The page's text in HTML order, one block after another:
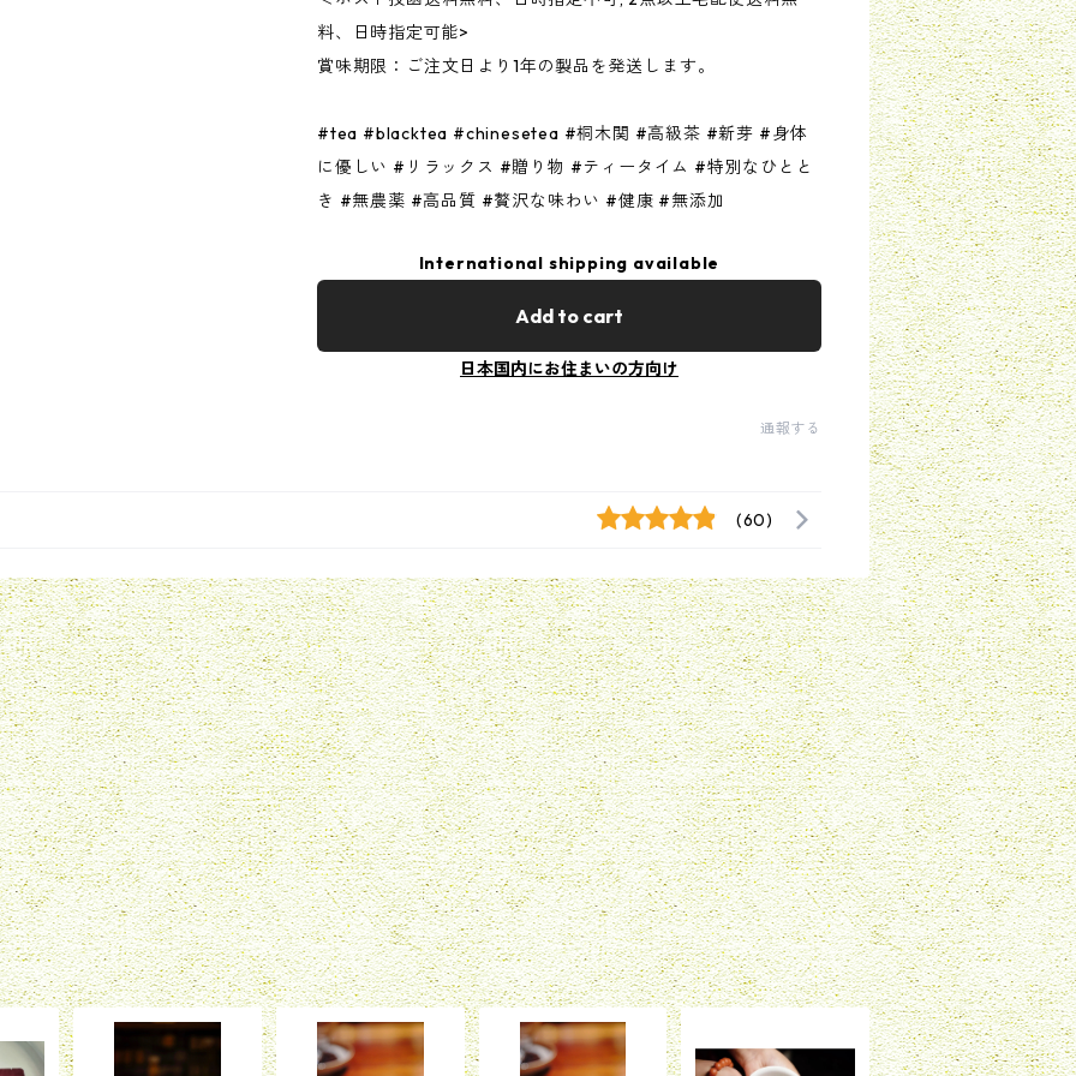
料、日時指定可能>
賞味期限：ご注文日より1年の製品を発送します。
#tea #blacktea #chinesetea #桐木関 #高級茶 #新芽 #身体
に優しい #リラックス #贈り物 #ティータイム #特別なひとと
き #無農薬 #高品質 #贅沢な味わい #健康 #無添加
International shipping available
Add to cart
日本国内にお住まいの方向け
通報する
(60)